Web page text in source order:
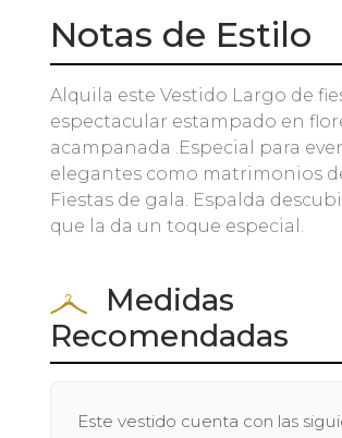
Notas de Estilo
Alquila este Vestido Largo de
espectacular estampado en
acampanada .Especial para
elegantes como matrimonios
Fiestas de gala. Espalda
que la da un toque especial.
Medidas
Recomendadas
Este vestido cuenta con las